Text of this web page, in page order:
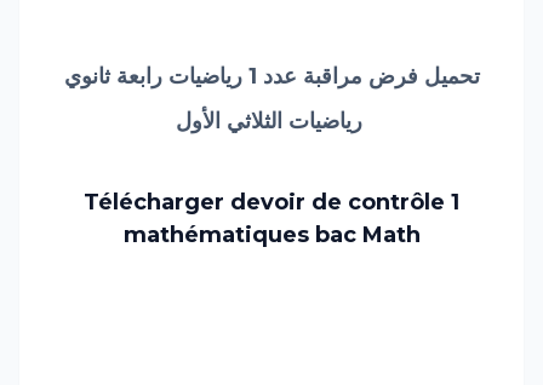
تحميل فرض مراقبة عدد 1 رياضيات رابعة ثانوي
رياضيات الثلاثي الأول
Télécharger devoir de contrôle 1
mathématiques bac Math